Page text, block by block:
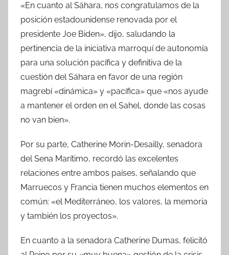
«En cuanto al Sáhara, nos congratulamos de la
posición estadounidense renovada por el
presidente Joe Biden», dijo, saludando la
pertinencia de la iniciativa marroquí de autonomía
para una solución pacífica y definitiva de la
cuestión del Sáhara en favor de una región
magrebí «dinámica» y «pacífica» que «nos ayude
a mantener el orden en el Sahel, donde las cosas
no van bien».
Por su parte, Catherine Morin-Desailly, senadora
del Sena Marítimo, recordó las excelentes
relaciones entre ambos países, señalando que
Marruecos y Francia tienen muchos elementos en
común: «el Mediterráneo, los valores, la memoria
y también los proyectos».
En cuanto a la senadora Catherine Dumas, felicitó